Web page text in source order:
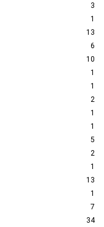
3
1
13
6
10
1
1
2
1
1
5
2
1
13
1
7
34